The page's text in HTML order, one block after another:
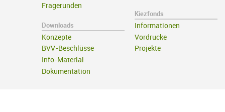
Fragerunden
Downloads
Konzepte
BVV-Beschlüsse
Info-Material
Dokumentation
Kiezfonds
Informationen
Vordrucke
Projekte